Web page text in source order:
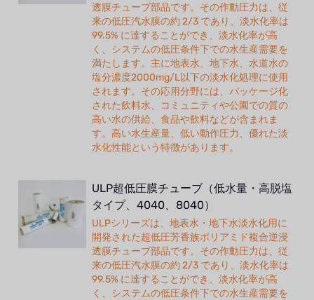
透膜チューブ部品です。その作動圧力は、従
来の低圧汽水膜の約 2/3 であり、淡水化率は
99.5% に達することができ、淡水化率が高
く、システムの低圧条件下での水生産需要を
満たします。主に地表水、地下水、水道水の
塩分濃度2000mg/L以下の淡水化処理に使用
されます。その応用分野には、パッケージ化
された飲料水、コミュニティや公園での質の
高い水の供給、食品や飲料などが含まれま
す。高い水生産量、低い動作圧力、優れた淡
水化性能という特徴があります。
ULP超低圧膜チューブ（低水量・高脱塩
タイプ、4040、8040）
ULPシリーズは、地表水・地下水淡水化用に
開発された超低圧芳香族ポリアミド複合逆浸
透膜チューブ部品です。その作動圧力は、従
来の低圧汽水膜の約 2/3 であり、淡水化率は
99.5% に達することができ、淡水化率が高
く、システムの低圧条件下での水生産需要を